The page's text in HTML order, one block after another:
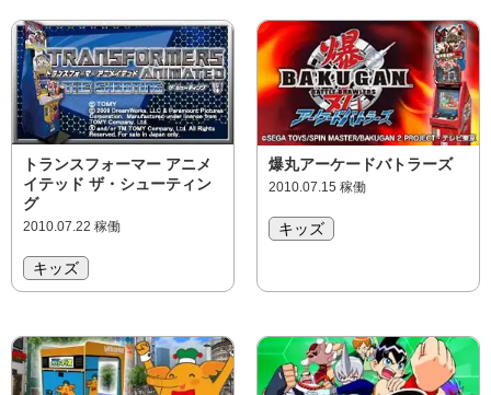
トランスフォーマー アニメ
イテッド ザ・シューティン
グ
2010.07.22 稼働
キッズ
爆丸アーケードバトラーズ
2010.07.15 稼働
キッズ